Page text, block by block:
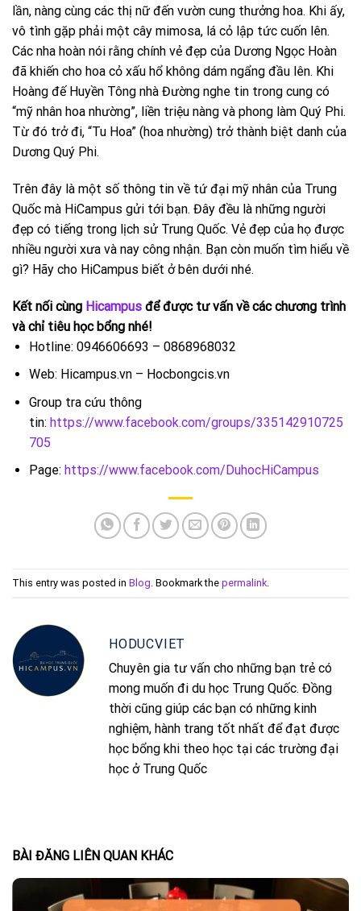
lần, nàng cùng các thị nữ đến vườn cung thưởng hoa. Khi ấy,
vô tình gặp phải một cây mimosa, lá cỏ lập tức cuốn lên.
Các nha hoàn nói rằng chính vẻ đẹp của Dương Ngọc Hoàn
đã khiến cho hoa cỏ xấu hổ không dám ngẩng đầu lên. Khi
Hoàng đế Huyền Tông nhà Đường nghe tin trong cung có
“mỹ nhân hoa nhường”, liền triệu nàng và phong làm Quý Phi.
Từ đó trở đi, “Tu Hoa” (hoa nhường) trở thành biệt danh của
Dương Quý Phi.
Trên đây là một số thông tin về tứ đại mỹ nhân của Trung
Quốc mà HiCampus gửi tới bạn. Đây đều là những người
đẹp có tiếng trong lịch sử Trung Quốc. Vẻ đẹp của họ được
nhiều người xưa và nay công nhận. Bạn còn muốn tìm hiểu về
gì? Hãy cho HiCampus biết ở bên dưới nhé.
Kết nối cùng Hicampus để được tư vấn về các chương trình
và chỉ tiêu học bổng nhé!
Hotline: 0946606693 – 0868968032
Web: Hicampus.vn – Hocbongcis.vn
Group tra cứu thông
tin: https://www.facebook.com/groups/335142910725
705
Page: https://www.facebook.com/DuhocHiCampus
This entry was posted in Blog . Bookmark the permalink
HODUCVIET
Chuyên gia tư vấn cho những bạn trẻ có
mong muốn đi du học Trung Quốc. Đồng
thời cũng giúp các bạn có những kinh
nghiệm, hành trang tốt nhất để đạt được
học bổng khi theo học tại các trường đại
học ở Trung Quốc
BÀI ĐĂNG LIÊN QUAN KHÁC